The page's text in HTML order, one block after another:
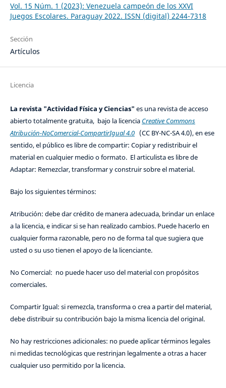
Vol. 15 Núm. 1 (2023): Venezuela campeón de los XXVI
Juegos Escolares. Paraguay 2022. ISSN (digital) 2244-7318
Sección
Artículos
Licencia
La revista "Actividad Física y Ciencias" es una revista de acceso
abierto totalmente gratuita, bajo la licencia Creative Commons
Atribución-NoComercial-CompartirIgual 4.0(CC BY-NC-SA 4.0), en ese
sentido, el público es libre de compartir: Copiar y redistribuir el
material en cualquier medio o formato. El articulista es libre de
Adaptar: Remezclar, transformar y construir sobre el material.
Bajo los siguientes términos:
Atribución: debe dar crédito de manera adecuada, brindar un enlace
a la licencia, e indicar si se han realizado cambios. Puede hacerlo en
cualquier forma razonable, pero no de forma tal que sugiera que
usted o su uso tienen el apoyo de la licenciante.
No Comercial: no puede hacer uso del material con propósitos
comerciales.
Compartir Igual: si remezcla, transforma o crea a partir del material,
debe distribuir su contribución bajo la misma licencia del original.
No hay restricciones adicionales: no puede aplicar términos legales
ni medidas tecnológicas que restrinjan legalmente a otras a hacer
cualquier uso permitido por la licencia.